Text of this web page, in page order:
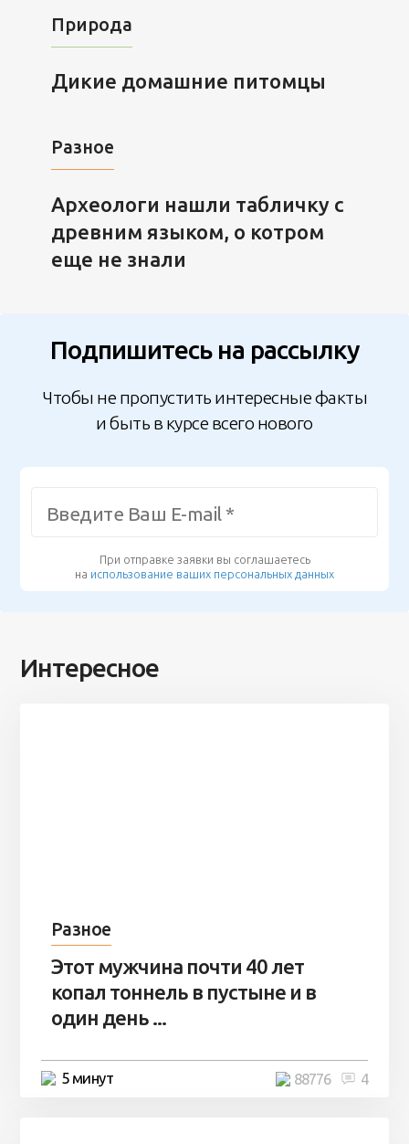
Природа
Дикие домашние питомцы
Разное
Археологи нашли табличку с
древним языком, о котром
еще не знали
Подпишитесь на рассылку
Чтобы не пропустить интересные факты
и быть в курсе всего нового
При отправке заявки вы соглашаетесь
на использование ваших персональных данных
Интересное
Разное
Этот мужчина почти 40 лет
копал тоннель в пустыне и в
один день ...
5 минут 4
88776